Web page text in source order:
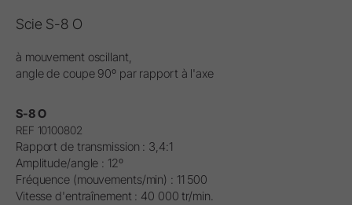
Scie S-8 O
à mouvement oscillant,
angle de coupe 90º par rapport à l'axe
S-8 O
REF 10100802
Rapport de transmission : 3,4:1
Amplitude/angle : 12º
Fréquence (mouvements/min) : 11 500
Vitesse d'entraînement : 40 000 tr/min.